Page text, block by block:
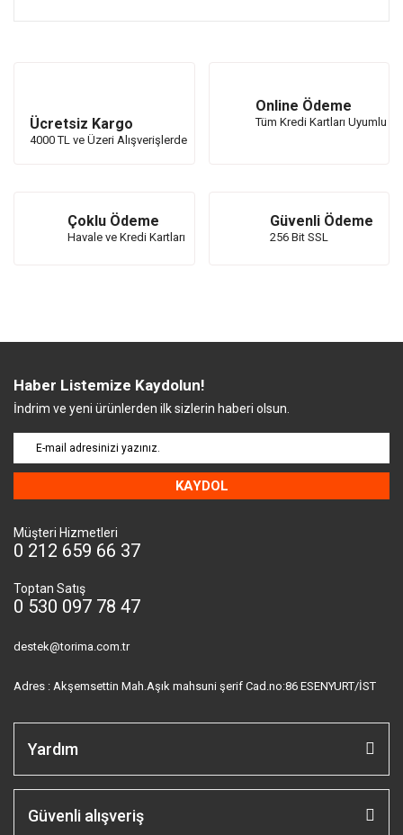
Ücretsiz Kargo
4000 TL ve Üzeri Alışverişlerde
Online Ödeme
Tüm Kredi Kartları Uyumlu
Çoklu Ödeme
Havale ve Kredi Kartları
Güvenli Ödeme
256 Bit SSL
Haber Listemize Kaydolun!
İndrim ve yeni ürünlerden ilk sizlerin haberi olsun.
KAYDOL
Müşteri Hizmetleri
0 212 659 66 37
Toptan Satış
0 530 097 78 47
destek@torima.com.tr
Adres : Akşemsettin Mah.Aşık mahsuni şerif Cad.no:86 ESENYURT/İST
Yardım
Güvenli alışveriş